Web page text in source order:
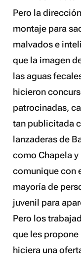
Pero la
montaje para
malvados e
que la imagen
las aguas
hicieron
patrocinadas,
tan publicitada
lanzaderas de
como Chapela
comunique con
mayoría de
juvenil para
Pero los
que les
hiciera una